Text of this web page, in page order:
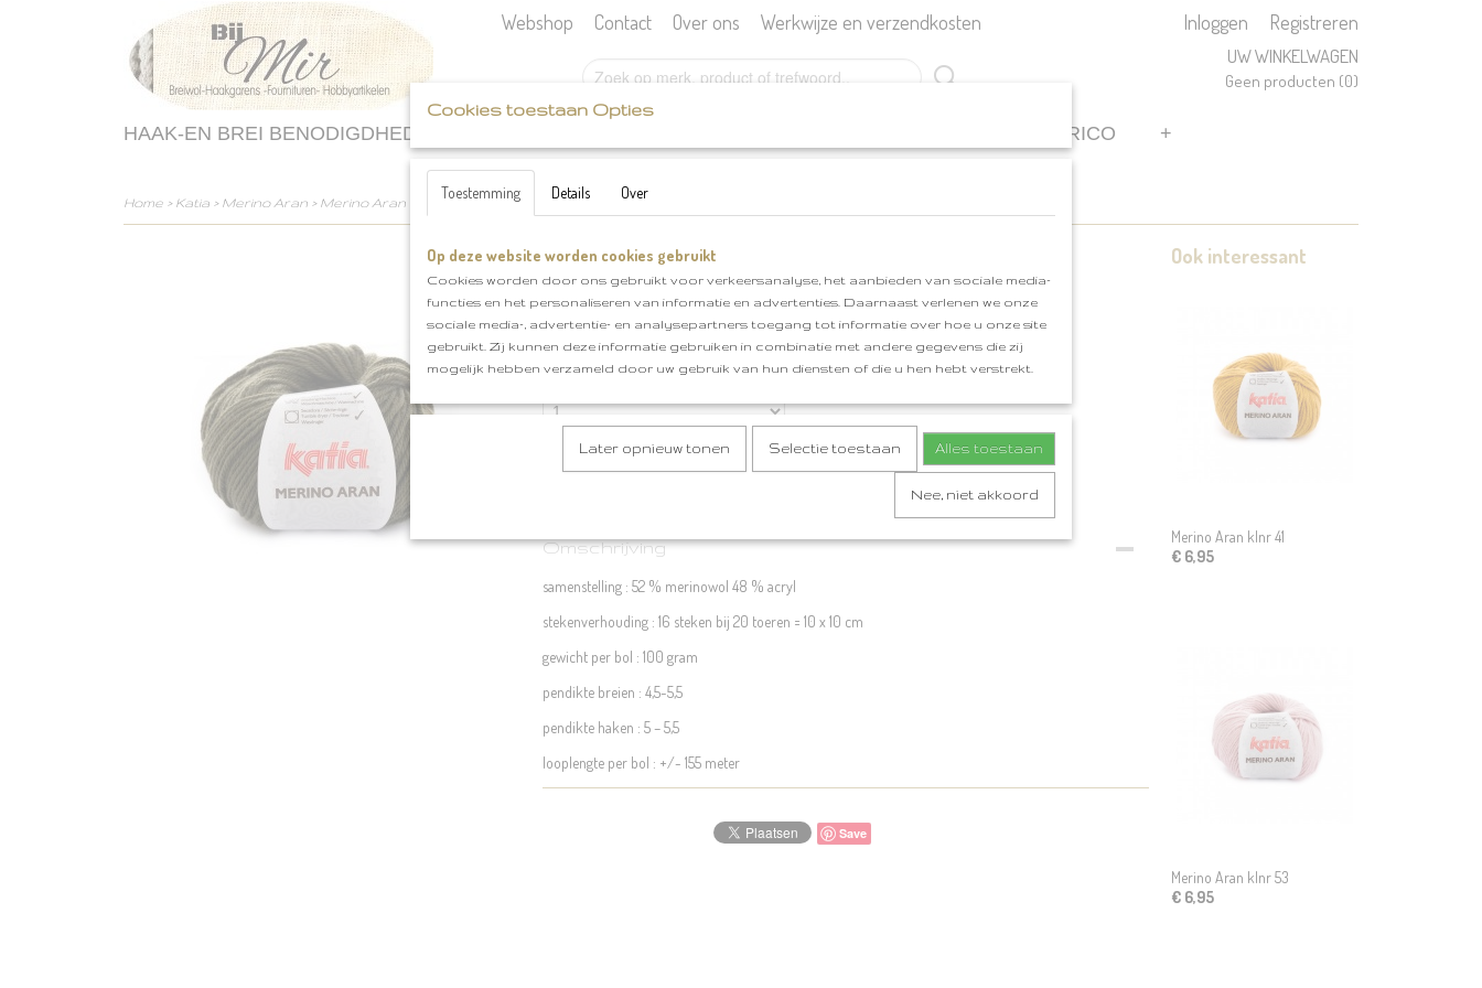
Webshop Contact Over ons Werkwijze en verzendkosten Inloggen Registreren
UW WINKELWAGEN
Geen producten (0)
HAAK-EN BREI BENODIGDHEDEN RICO +
Home > Katia > Merino Aran > Merino Aran klnr 48
Merino Aran klnr 48
€ 6,95 (inclusief btw 21%)
✓Op voorraad
Aantal
Omschrijving
samenstelling : 52 % merinowol 48 % acryl
stekenverhouding : 16 steken bij 20 toeren = 10 x 10 cm
gewicht per bol : 100 gram
pendikte breien : 4,5-5,5
pendikte haken : 5 – 5,5
looplengte per bol : +/- 155 meter
Save
Ook interessant
Merino Aran klnr 41
€ 6,95
Merino Aran klnr 53
€ 6,95
Cookies toestaan Opties
Toestemming Details Over
Op deze website worden cookies gebruikt
Cookies worden door ons gebruikt voor verkeersanalyse, het aanbieden van sociale media-
functies en het personaliseren van informatie en advertenties. Daarnaast verlenen we onze
sociale media-, advertentie- en analysepartners toegang tot informatie over hoe u onze site
gebruikt. Zij kunnen deze informatie gebruiken in combinatie met andere gegevens die zij
mogelijk hebben verzameld door uw gebruik van hun diensten of die u hen hebt verstrekt.
Later opnieuw tonen Selectie toestaan Alles toestaan
Nee, niet akkoord